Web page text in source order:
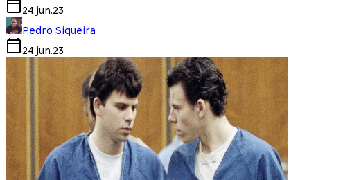
24.jun.23
Pedro Siqueira
24.jun.23